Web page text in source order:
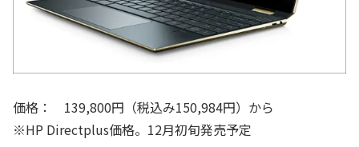
価格： 139,800円（税込み150,984円）から
※HP Directplus価格。12月初旬発売予定